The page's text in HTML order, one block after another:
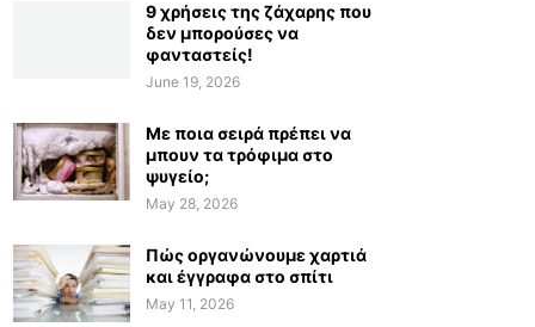
9 χρήσεις της ζάχαρης που
δεν μπορούσες να
φανταστείς!
June 19, 2026
Με ποια σειρά πρέπει να
μπουν τα τρόφιμα στο
ψυγείο;
May 28, 2026
Πώς οργανώνουμε χαρτιά
και έγγραφα στο σπίτι
May 11, 2026